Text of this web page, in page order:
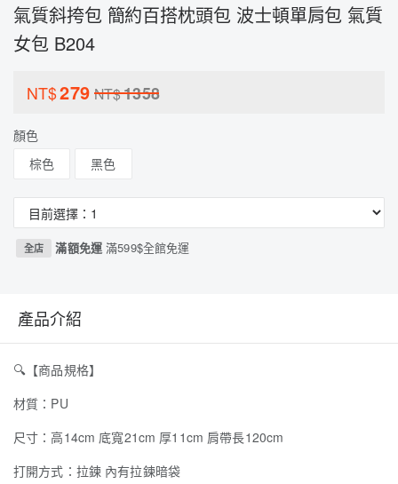
氣質斜挎包 簡約百搭枕頭包 波士頓單肩包 氣質
女包 B204
NT$279 NT$1358
顏色
棕色
黑色
全店 滿額免運滿599$全館免運
產品介紹
🔍 【商品規格】
材質：PU
尺寸：高14cm 底寬21cm 厚11cm 肩帶長120cm
打開方式：拉鍊 內有拉鍊暗袋